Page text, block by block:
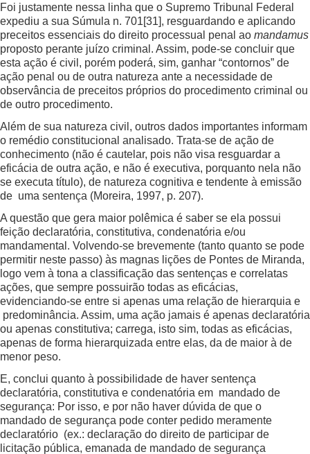
Foi justamente nessa linha que o Supremo Tribunal Federal
expediu a sua Súmula n. 701[31], resguardando e aplicando
preceitos essenciais do direito processual penal ao mandamus
proposto perante juízo criminal. Assim, pode-se concluir que
esta ação é civil, porém poderá, sim, ganhar “contornos” de
ação penal ou de outra natureza ante a necessidade de
observância de preceitos próprios do procedimento criminal ou
de outro procedimento.
Além de sua natureza civil, outros dados importantes informam
o remédio constitucional analisado. Trata-se de ação de
conhecimento (não é cautelar, pois não visa resguardar a
eficácia de outra ação, e não é executiva, porquanto nela não
se executa título), de natureza cognitiva e tendente à emissão
de uma sentença (Moreira, 1997, p. 207).
A questão que gera maior polêmica é saber se ela possui
feição declaratória, constitutiva, condenatória e/ou
mandamental. Volvendo-se brevemente (tanto quanto se pode
permitir neste passo) às magnas lições de Pontes de Miranda,
logo vem à tona a classificação das sentenças e correlatas
ações, que sempre possuirão todas as eficácias,
evidenciando-se entre si apenas uma relação de hierarquia e
predominância. Assim, uma ação jamais é apenas declaratória
ou apenas constitutiva; carrega, isto sim, todas as eficácias,
apenas de forma hierarquizada entre elas, da de maior à de
menor peso.
E, conclui quanto à possibilidade de haver sentença
declaratória, constitutiva e condenatória em mandado de
segurança: Por isso, e por não haver dúvida de que o
mandado de segurança pode conter pedido meramente
declaratório (ex.: declaração do direito de participar de
licitação pública, emanada de mandado de segurança